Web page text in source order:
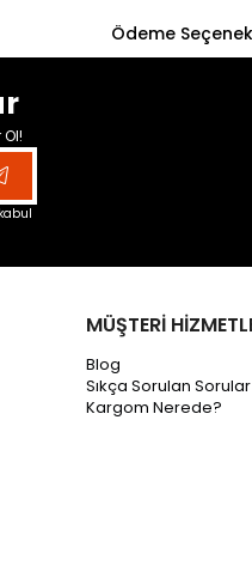
Ödeme
MÜŞTERİ
Blog
Sıkça Sorulan Sorular
Kargom Nerede?